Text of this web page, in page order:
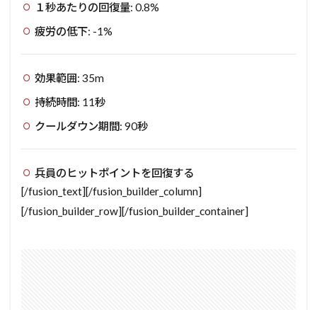
１秒あたりの回復量: 0.8%
疲労の低下: -1%
効果範囲: 35m
持続時間: 11秒
クールダウン期間: 90秒
兵員のヒットポイントを回復する
[/fusion_text][/fusion_builder_column]
[/fusion_builder_row][/fusion_builder_container]